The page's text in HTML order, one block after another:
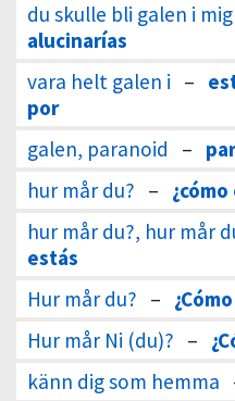
du skulle bli galen i mig
alucinarías
vara helt galen i –
por
galen, paranoid
–
hur mår du? –
hur mår du?, hur mår
estás
Hur mår du? –
Hur mår Ni (du)? –
känn dig som hemma